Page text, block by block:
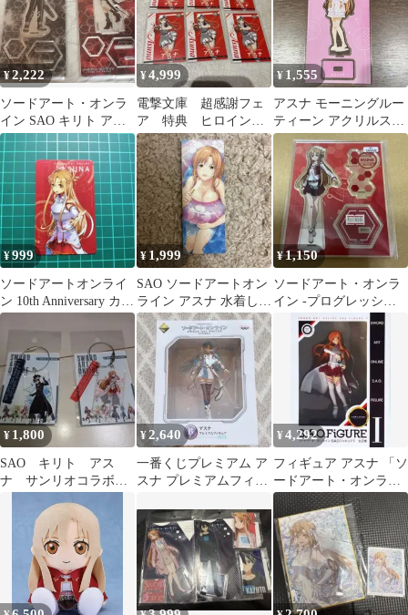
¥2,222
ソードアート・オンラ
イン SAO キリト アス
ナ アクリルスタンド エ
ディオン
¥4,999
電撃文庫 超感謝フェ
ア 特典 ヒロインズ
オールスターカード
SAO アスナ 6枚
¥ 1,555
アスナ モーニングルー
ティーン アクリルスタ
ンド
¥999
ソードアートオンライ
ン 10th Anniversary カー
ド ×1 アスナ
¥ 1,999
SAО ソードアートオン
ライン アスナ 水着しお
り
¥1,150
ソードアート・オンラ
イン -プログレッシブ-
アスナA アクリルスタ
ンド
¥ 1,800
SAO キリト アス
ナ サンリオコラボ
ホルダー
¥2,640
一番くじプレミアム ア
スナ プレミアムフィギ
¥4,292
フィギュア アスナ 「ソ
ードアート・オンライ
ン」 SAOフィギュア
1【14日以内発送】